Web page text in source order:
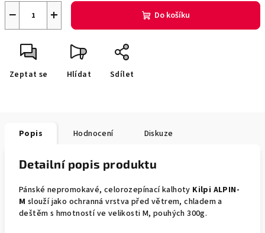
+
− Do košíku
Zeptat se Hlídat Sdílet
Popis Hodnocení Diskuze
Detailní popis produktu
Pánské nepromokavé, celorozepínací kalhoty Kilpi ALPIN-
M slouží jako ochranná vrstva před větrem, chladem a
deštěm s hmotností ve velikosti M, pouhých 300g.